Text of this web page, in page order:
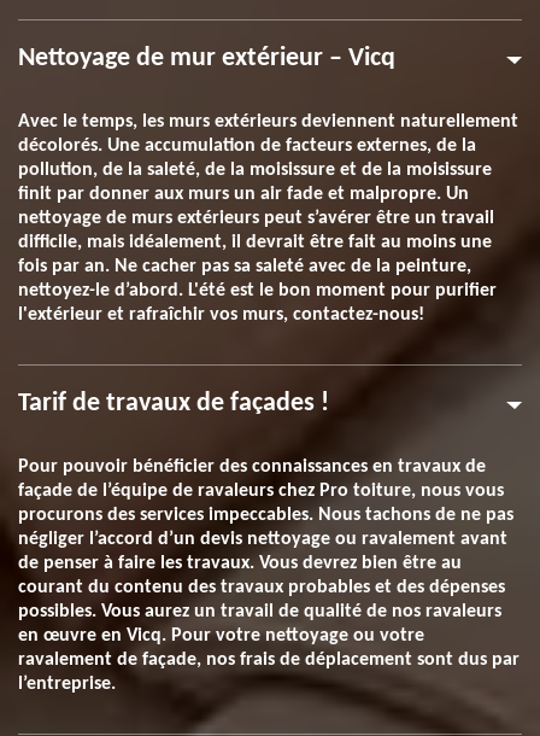
Nettoyage de mur extérieur – Vicq
Avec le temps, les murs extérieurs deviennent naturellement
décolorés. Une accumulation de facteurs externes, de la
pollution, de la saleté, de la moisissure et de la moisissure
finit par donner aux murs un air fade et malpropre. Un
nettoyage de murs extérieurs peut s’avérer être un travail
difficile, mais idéalement, il devrait être fait au moins une
fois par an. Ne cacher pas sa saleté avec de la peinture,
nettoyez-le d’abord. L'été est le bon moment pour purifier
l'extérieur et rafraîchir vos murs, contactez-nous!
Tarif de travaux de façades !
Pour pouvoir bénéficier des connaissances en travaux de
façade de l’équipe de ravaleurs chez Pro toiture, nous vous
procurons des services impeccables. Nous tachons de ne pas
négliger l’accord d’un devis nettoyage ou ravalement avant
de penser à faire les travaux. Vous devrez bien être au
courant du contenu des travaux probables et des dépenses
possibles. Vous aurez un travail de qualité de nos ravaleurs
en œuvre en Vicq. Pour votre nettoyage ou votre
ravalement de façade, nos frais de déplacement sont dus par
l’entreprise.